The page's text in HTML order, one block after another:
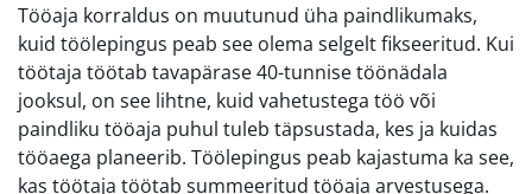
Tööaja korraldus on muutunud üha paindlikumaks,
kuid töölepingus peab see olema selgelt fikseeritud. Kui
töötaja töötab tavapärase 40-tunnise töönädala
jooksul, on see lihtne, kuid vahetustega töö või
paindliku tööaja puhul tuleb täpsustada, kes ja kuidas
tööaega planeerib. Töölepingus peab kajastuma ka see,
kas töötaja töötab summeeritud tööaja arvestusega.